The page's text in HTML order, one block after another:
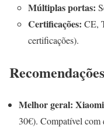
Múltiplas portas:
Certificações: CE,
certificações).
Melhor geral:
30€). Compatível com